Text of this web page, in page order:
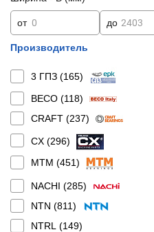
от до
Производитель
3 ГПЗ (165)
BECO (118)
CRAFT (237)
CX (296)
MTM (451)
NACHI (285)
NTN (811)
NTRL (149)